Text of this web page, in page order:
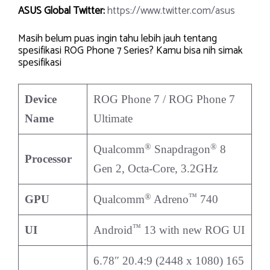
ASUS Global Twitter:https://www.twitter.com/asus
Masih belum puas ingin tahu lebih jauh tentang
spesifikasi ROG Phone 7 Series? Kamu bisa nih simak
spesifikasi
Device
Name
ROG Phone 7 / ROG Phone 7
Ultimate
Processor
Qualcomm® Snapdragon® 8
Gen 2, Octa-Core, 3.2GHz
GPU Qualcomm® Adreno™ 740
UI Android™ 13 with new ROG UI
6.78″ 20.4:9 (2448 x 1080) 165